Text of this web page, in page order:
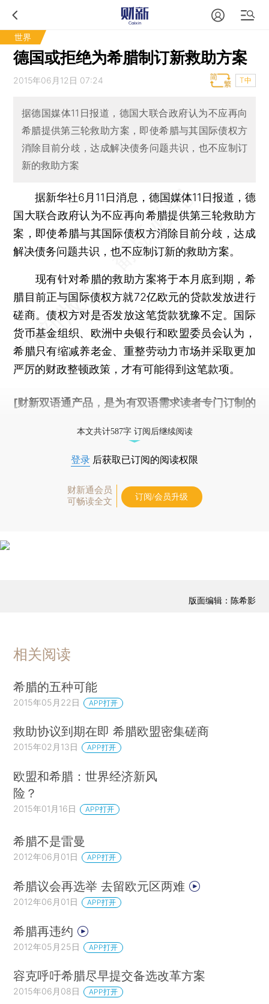
世界
德国或拒绝为希腊制订新救助方案
2015年06月12日 07:24 T中
据德国媒体11日报道，德国大联合政府认为不应再向
希腊提供第三轮救助方案，即使希腊与其国际债权方
消除目前分歧，达成解决债务问题共识，也不应制订
新的救助方案
据新华社6月11日消息，德国媒体11日报道，德
国大联合政府认为不应再向希腊提供第三轮救助方
案，即使希腊与其国际债权方消除目前分歧，达成
解决债务问题共识，也不应制订新的救助方案。
现有针对希腊的救助方案将于本月底到期，希
腊目前正与国际债权方就72亿欧元的贷款发放进行
磋商。债权方对是否发放这笔货款犹豫不定。国际
货币基金组织、欧洲中央银行和欧盟委员会认为，
希腊只有缩减养老金、重整劳动力市场并采取更加
严厉的财政整顿政策，才有可能得到这笔款项。
[财新双语通产品，是为有双语需求读者专门订制的
本文共计587字 订阅后继续阅读
登录 后获取已订阅的阅读权限
财新通会员
可畅读全文
订阅/会员升级
版面编辑：陈希影
相关阅读
希腊的五种可能
2015年05月22日 APP打开
救助协议到期在即 希腊欧盟密集磋商
2015年02月13日 APP打开
欧盟和希腊：世界经济新风
险？
2015年01月16日 APP打开
希腊不是雷曼
2012年06月01日 APP打开
希腊议会再选举 去留欧元区两难
2012年06月01日 APP打开
希腊再违约
2012年05月25日 APP打开
容克呼吁希腊尽早提交备选改革方案
2015年06月08日 APP打开